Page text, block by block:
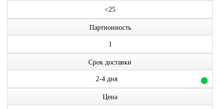
<25
Партионность
1
Срок доставки
2-4 дня
Цена